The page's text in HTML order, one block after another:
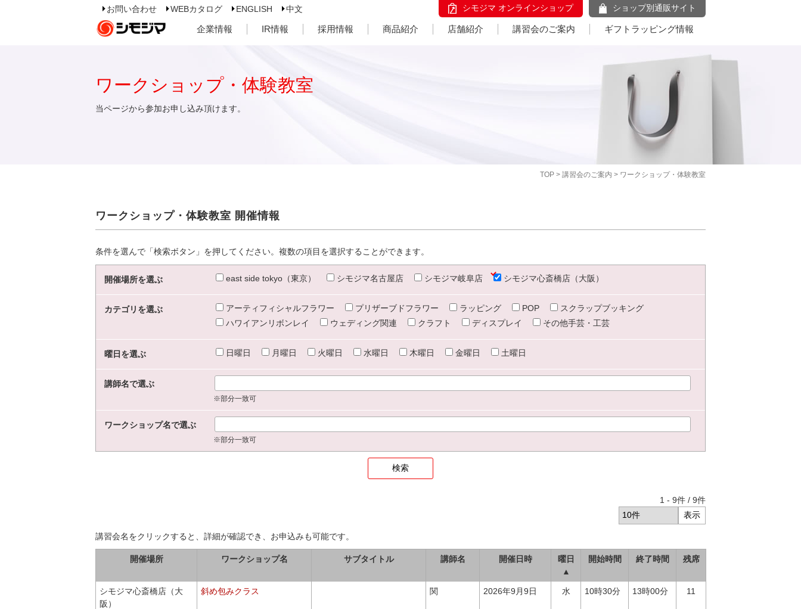
お問い合わせ WEBカタログ ENGLISH 中文 シモジマ オンラインショップ ショップ別通販サイト
企業情報 IR情報 採用情報 商品紹介 店舗紹介 講習会のご案内 ギフトラッピング情報
TOP > 講習会のご案内 > ワークショップ・体験教室
ワークショップ・体験教室
当ページから参加お申し込み頂けます。
ワークショップ・体験教室 開催情報
条件を選んで「検索ボタン」を押してください。複数の項目を選択することができます。
開催場所を選ぶ east side tokyo（東京） シモジマ名古屋店 シモジマ岐阜店 シモジマ心斎橋店（大阪）
カテゴリを選ぶ アーティフィシャルフラワー プリザーブドフラワー ラッピング POP
スクラップブッキング
ハワイアンリボンレイ
ウェディング関連 クラフト ディスプレイ その他手芸・工芸
曜日を選ぶ 日曜日 月曜日 火曜日 水曜日 木曜日 金曜日 土曜日
講師名で選ぶ
※部分一致可
ワークショップ名で選ぶ
※部分一致可
1 - 9件 / 9件
講習会名をクリックすると、詳細が確認でき、お申込みも可能です。
開催場所 ワークショップ名 サブタイトル 講師名 開催日時
曜日
▲
開始時間 終了時間 残席
シモジマ心斎橋店（大
阪）
斜め包みクラス 関 2026年9月9日 水 10時30分 13時00分 11